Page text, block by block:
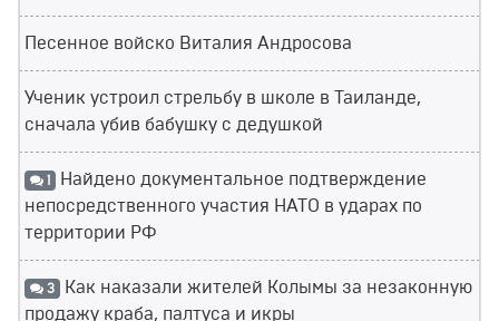
Песенное войско Виталия Андросова
Ученик устроил стрельбу в школе в Таиланде,
сначала убив бабушку с дедушкой
1 Найдено документальное подтверждение
непосредственного участия НАТО в ударах по
территории РФ
3 Как наказали жителей Колымы за незаконную
продажу краба, палтуса и икры